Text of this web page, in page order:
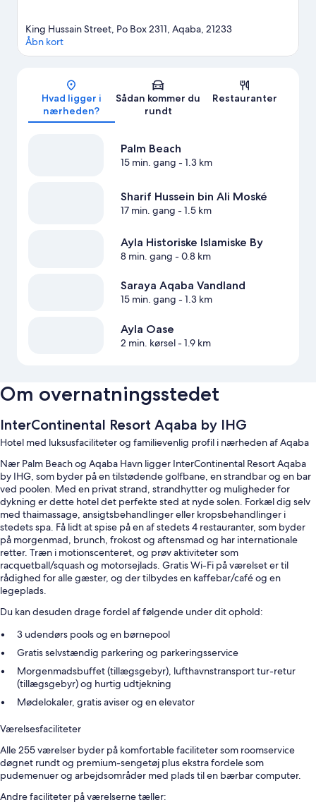
Kort
King Hussain Street, Po Box 2311, Aqaba, 21233
Åbn kort
Hvad ligger i
nærheden?
Sådan kommer du
rundt
Restauranter
Palm Beach
15 min. gang - 1.3 km
Sharif Hussein bin Ali Moské
17 min. gang - 1.5 km
Ayla Historiske Islamiske By
8 min. gang - 0.8 km
Saraya Aqaba Vandland
15 min. gang - 1.3 km
Ayla Oase
2 min. kørsel- 1.9 km
Om overnatningsstedet
InterContinental Resort Aqaba by IHG
Hotel med luksusfaciliteter og familievenlig profil i nærheden af Aqaba
Nær Palm Beach og Aqaba Havn ligger InterContinental Resort Aqaba
by IHG, som byder på en tilstødende golfbane, en strandbar og en bar
ved poolen. Med en privat strand, strandhytter og muligheder for
dykning er dette hotel det perfekte sted at nyde solen. Forkæl dig selv
med thaimassage, ansigtsbehandlinger eller kropsbehandlinger i
stedets spa. Få lidt at spise på en af stedets 4 restauranter, som byder
på morgenmad, brunch, frokost og aftensmad og har internationale
retter. Træn i motionscenteret, og prøv aktiviteter som
racquetball/squash og motorsejlads. Gratis Wi-Fi på værelset er til
rådighed for alle gæster, og der tilbydes en kaffebar/café og en
legeplads.
Du kan desuden drage fordel af følgende under dit ophold:
3 udendørs pools og en børnepool
Gratis selvstændig parkering og parkeringsservice
Morgenmadsbuffet (tillægsgebyr), lufthavnstransport tur-retur
(tillægsgebyr) og hurtig udtjekning
Mødelokaler, gratis aviser og en elevator
Værelsesfaciliteter
Alle 255 værelser byder på komfortable faciliteter som roomservice
døgnet rundt og premium-sengetøj plus ekstra fordele som
pudemenuer og arbejdsområder med plads til en bærbar computer.
Andre faciliteter på værelserne tæller: